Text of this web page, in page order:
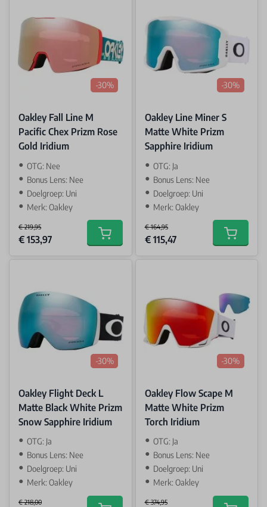
-30%
Oakley Fall Line M
Pacific Chex Prizm Rose
Gold Iridium
OTG: Nee
Bonus Lens: Nee
Doelgroep: Uni
Merk: Oakley
€ 219,95
Special Price
€ 153,97 Add to cart
-30%
Oakley Line Miner S
Matte White Prizm
Sapphire Iridium
OTG: Ja
Bonus Lens: Nee
Doelgroep: Uni
Merk: Oakley
€ 164,95
Special Price
€ 115,47 Add to
-30%
Oakley Flight Deck L
Matte Black White Prizm
Snow Sapphire Iridium
OTG: Ja
Bonus Lens: Nee
Doelgroep: Uni
Merk: Oakley
€ 218,00
-30%
Oakley Flow Scape M
Matte White Prizm
Torch Iridium
OTG: Ja
Bonus Lens: Nee
Doelgroep: Uni
Merk: Oakley
€ 374,95